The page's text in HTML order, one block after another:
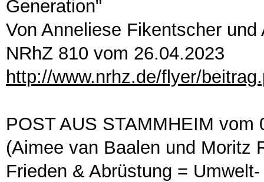
Generation"
Von Anneliese Fikentscher und
NRhZ 810 vom 26.04.2023
http://www.nrhz.de/flyer/
POST AUS STAMMHEIM
(Aimee van Baalen und Moritz
Frieden & Abrüstung =